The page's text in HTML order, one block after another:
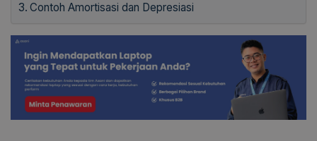
Contoh Amortisasi dan Depresiasi